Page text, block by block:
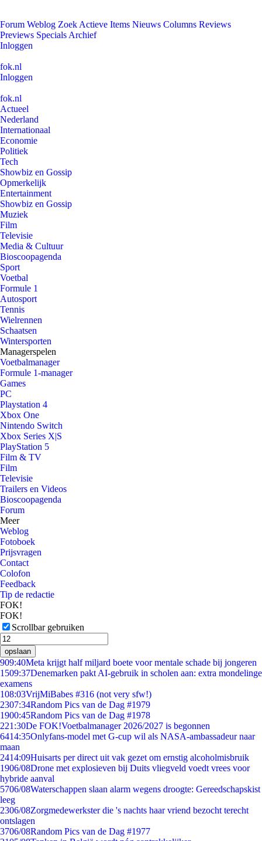
Forum Weblog Zoek Actieve Items Nieuws Columns Reviews
Previews Specials Archief
Inloggen
fok.nl
Inloggen
fok.nl
Actueel
Nederland
Internationaal
Economie
Politiek
Tech
Showbiz en Gossip
Opmerkelijk
Entertainment
Showbiz en Gossip
Muziek
Film
Televisie
Media & Cultuur
Bioscoopagenda
Sport
Voetbal
Formule 1
Autosport
Tennis
Wielrennen
Schaatsen
Wintersporten
Managerspelen
Voetbalmanager
Formule 1-manager
Games
PC
Playstation 4
Xbox One
Nintendo Switch
Xbox Series X|S
PlayStation 5
Film & TV
Film
Televisie
Trailers en Videos
Bioscoopagenda
Forum
Meer
Weblog
Fotoboek
Prijsvragen
Contact
Colofon
Feedback
Tip de redactie
FOK!
FOK!
Scrollbar gebruiken
opslaan
909:40Meta krijgt half miljard boete voor mentale schade bij jongeren
1509:37Denemarken pakt AI-gebruik in scholen aan: extra mondelinge
examens
108:03VrijMiBabes #316 (not very sfw!)
2307:34Random Pics van de Dag #1979
1900:45Random Pics van de Dag #1978
221:30De FOK!Voetbalmanager 2026/2027 is begonnen
6414:35Onlyfans-model met G-cup wil als NASA-ambassadeur naar
maan
2414:09Huisarts per direct uit vak gezet om ernstig alcoholmisbruik
1906/08Drone met explosieven bij Duits vliegveld voedt vrees voor
hybride aanval
5706/08Waterschappen slaan alarm wegens droogte: Gereedschapskist
leeg
2306/08Zorgmedewerkster die 's nachts haar vriend bezocht terecht
ontslagen
3706/08Random Pics van de Dag #1977